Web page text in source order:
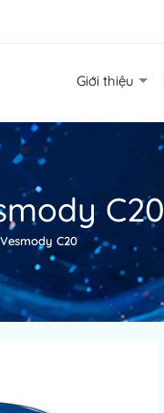
Giới thiệu
C20
C20